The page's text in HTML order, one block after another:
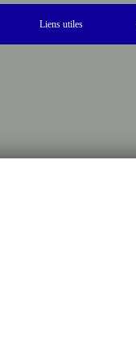
Liens utiles